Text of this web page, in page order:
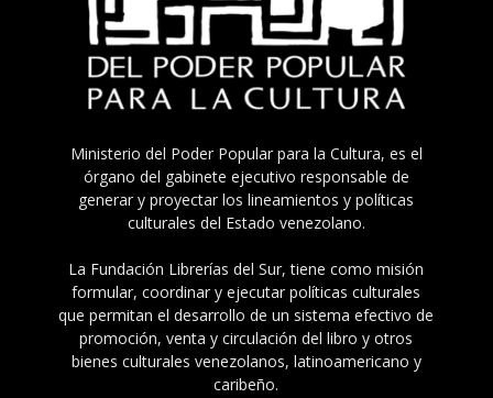
Ministerio del Poder Popular para la Cultura, es el
órgano del gabinete ejecutivo responsable de
generar y proyectar los lineamientos y políticas
culturales del Estado venezolano.
La Fundación Librerías del Sur, tiene como misión
formular, coordinar y ejecutar políticas culturales
que permitan el desarrollo de un sistema efectivo de
promoción, venta y circulación del libro y otros
bienes culturales venezolanos, latinoamericano y
caribeño.